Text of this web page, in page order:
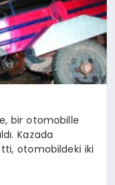
bir otomobille
Kazada
otomobildeki iki